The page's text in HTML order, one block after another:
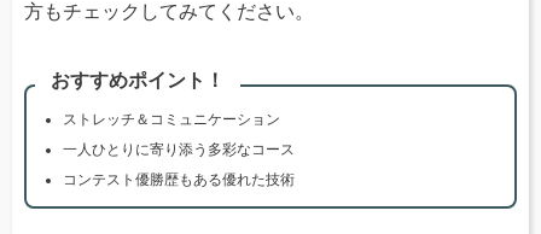
方もチェックしてみてください。
おすすめポイント！
ストレッチ＆コミュニケーション
一人ひとりに寄り添う多彩なコース
コンテスト優勝歴もある優れた技術